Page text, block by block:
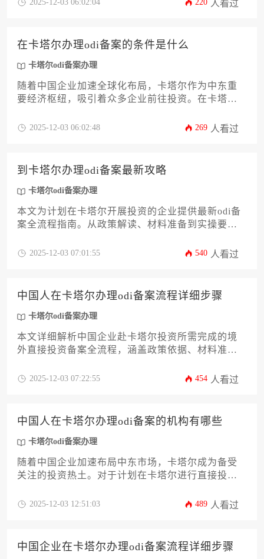
2025-12-03 06:02:04 220 人看过
在卡塔尔办理odi备案的条件是什么
卡塔尔odi备案办理
随着中国企业加速全球化布局，卡塔尔作为中东重
要经济枢纽，吸引着众多企业前往投资。在卡塔尔
体资格、资金证明、项目真实性等核心条件。本文
2025-12-03 06:02:48 269 人看过
到卡塔尔办理odi备案最新攻略
卡塔尔odi备案办理
本文为计划在卡塔尔开展投资的企业提供最新odi备
案全流程指南。从政策解读、材料准备到实操要
应对策略，帮助企业高效完成合规登记，规避跨境
2025-12-03 07:01:55 540 人看过
中国人在卡塔尔办理odi备案流程详细步骤
卡塔尔odi备案办理
本文详细解析中国企业赴卡塔尔投资所需完成的境
外直接投资备案全流程，涵盖政策依据、材料准
和高管群体，提供从前期规划到落地实操的系统化
2025-12-03 07:22:55 454 人看过
中国人在卡塔尔办理odi备案的机构有哪些
卡塔尔odi备案办理
随着中国企业加速布局中东市场，卡塔尔成为备受
关注的投资热土。对于计划在卡塔尔进行直接投资
必经环节。本文将深度解析中国企业主在卡塔尔办
资之路提供一份详尽的导航图。卡塔尔odi备案办理
的成功关键在于选择与专业机构紧密合作。
2025-12-03 12:51:03 489 人看过
中国企业在卡塔尔办理odi备案流程详细步骤